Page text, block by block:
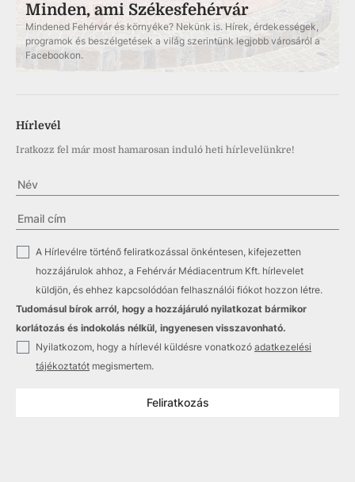
Minden, ami Székesfehérvár
Mindened Fehérvár és környéke? Nekünk is. Hírek, érdekességek,
programok és beszélgetések a világ szerintünk legjobb városáról a
Facebookon.
Hírlevél
Iratkozz fel már most hamarosan induló heti hírlevelünkre!
A Hírlevélre történő feliratkozással önkéntesen, kifejezetten
hozzájárulok ahhoz, a Fehérvár Médiacentrum Kft. hírlevelet
küldjön, és ehhez kapcsolódóan felhasználói fiókot hozzon létre.
Tudomásul bírok arról, hogy a hozzájáruló nyilatkozat bármikor
korlátozás és indokolás nélkül, ingyenesen visszavonható.
Nyilatkozom, hogy a hírlevél küldésre vonatkozó adatkezelési
tájékoztatót megismertem.
Feliratkozás